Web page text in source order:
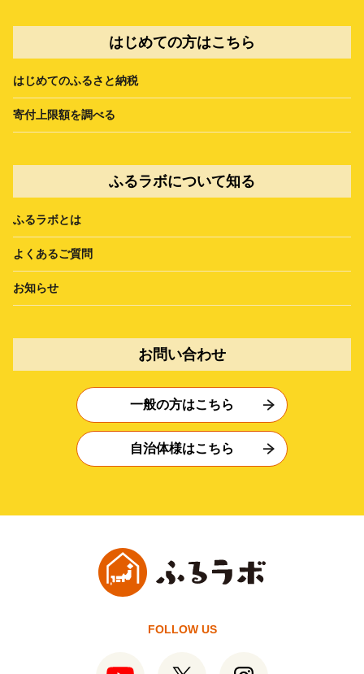
はじめての方はこちら
はじめてのふるさと納税
寄付上限額を調べる
ふるラボについて知る
ふるラボとは
よくあるご質問
お知らせ
お問い合わせ
一般の方はこちら
自治体様はこちら
FOLLOW US